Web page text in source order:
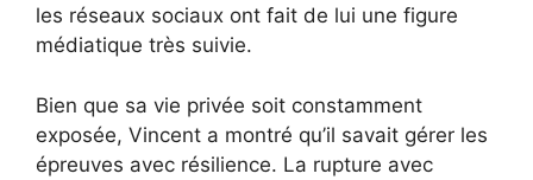
les réseaux sociaux ont fait de lui une figure
médiatique très suivie.
Bien que sa vie privée soit constamment
exposée, Vincent a montré qu’il savait gérer les
épreuves avec résilience. La rupture avec